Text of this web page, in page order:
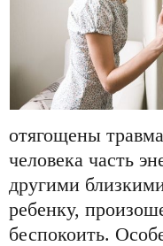
отягощены
человека часть
другими
ребенку,
беспокоить.